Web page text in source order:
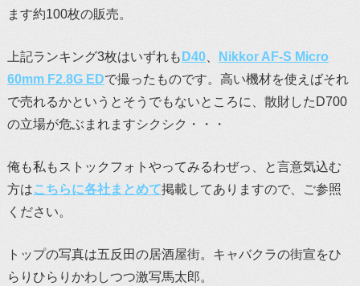
ます約100枚の販売。
上記ランキング3枚はいずれも D40、
Nikkor AF-S Micro
60mm F2.8G EDで撮ったものです。高い機材を使えばそれ
で売れるかというとそうでもないところに、散財したD700
の立場が危ぶまれますシクシク・・・
俺も私もストックフォトやってみるわぜっ、と言意気込む
方はこちらに各社まとめて掲載してありますので、ご参照
ください。
トップの写真は五反田の居酒屋街。キャバクラの街宣をひ
らりひらりかわしつつ激写馬太郎。